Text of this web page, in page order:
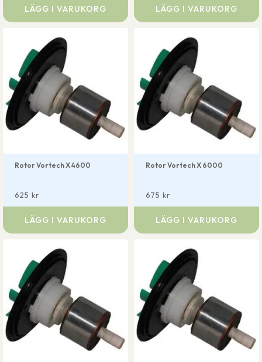
LÄGG I VARUKORG LÄGG I VARUKORG
Rotor Vortech X 4600
625 kr
LÄGG I VARUKORG
Rotor Vortech X 6000
675 kr
LÄGG I VARUKORG